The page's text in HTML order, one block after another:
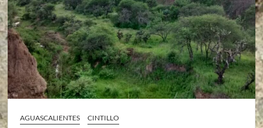
AGUASCALIENTES
CINTILLO